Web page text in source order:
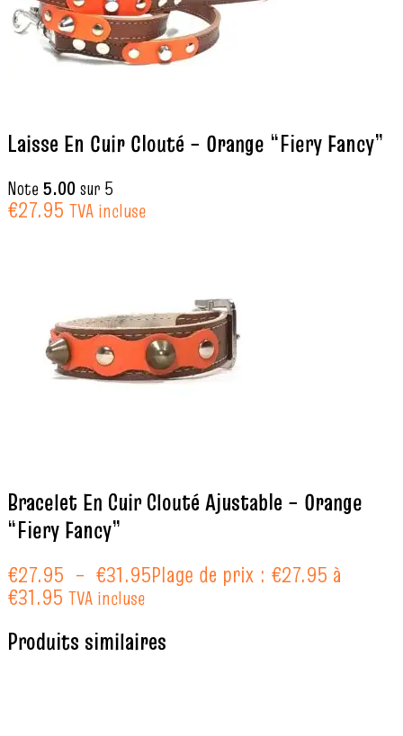
Laisse En Cuir Clouté – Orange “Fiery Fancy”
Note 5.00sur 5
€27.95 TVA incluse
Bracelet En Cuir Clouté Ajustable – Orange
“Fiery Fancy”
€27.95 – €31.95Plage de prix : €27.95 à
€31.95 TVA incluse
Produits similaires